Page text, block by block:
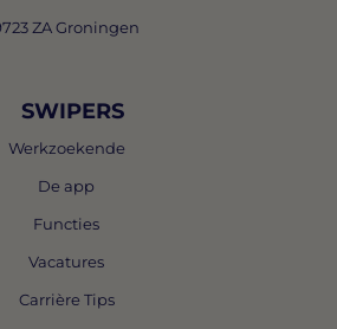
ZA Groningen
SWIPERS
Werkzoekende
De app
Functies
Vacatures
Carrière Tips